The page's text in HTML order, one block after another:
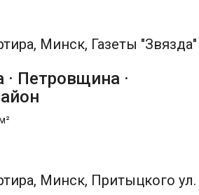
Минск, Газеты
· Петровщина ·
Минск, Притыцкого ул.